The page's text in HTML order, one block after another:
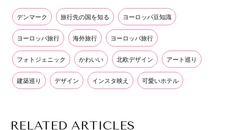
デンマーク 旅行先の国を知る ヨーロッパ豆知識
ヨーロッパ旅行 海外旅行 ヨーロッパ旅行
フォトジェニック かわいい 北欧デザイン アート巡り
建築巡り デザイン インスタ映え 可愛いホテル
RELATED ARTICLES